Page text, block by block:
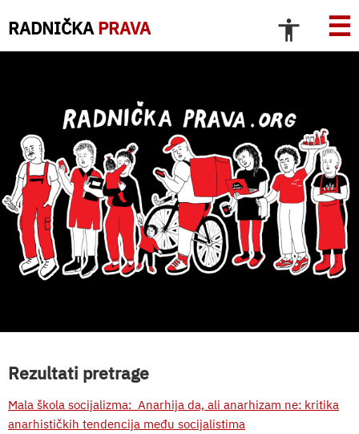
RADNIČKA PRAVA ☰
Rezultati pretrage
Mala škola socijalizma: Anarhija da, ali anarhizam ne: kritika
anarhističkih tendencija među socijalistima